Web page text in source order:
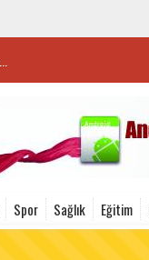
Spor Sağlık Eğitim